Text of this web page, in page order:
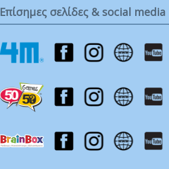
Επίσημες σελίδες & social media